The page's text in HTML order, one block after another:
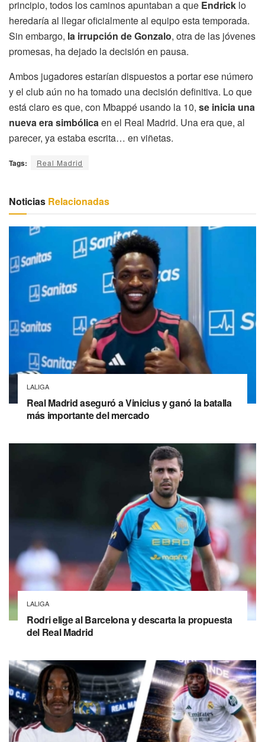
principio, todos los caminos apuntaban a que Endrick lo
heredaría al llegar oficialmente al equipo esta temporada.
Sin embargo, la irrupción de Gonzalo, otra de las jóvenes
promesas, ha dejado la decisión en pausa.
Ambos jugadores estarían dispuestos a portar ese número
y el club aún no ha tomado una decisión definitiva. Lo que
está claro es que, con Mbappé usando la 10, se inicia una
nueva era simbólicaen el Real Madrid. Una era que, al
parecer, ya estaba escrita… en viñetas.
Tags: Real Madrid
Noticias Relacionadas
LALIGA
Real Madrid aseguró a Vinicius y ganó la batalla
más importante del mercado
LALIGA
Rodri elige al Barcelona y descarta la propuesta
del Real Madrid